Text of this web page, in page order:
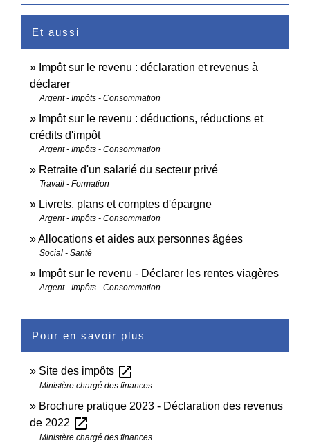
Et aussi
Impôt sur le revenu : déclaration et revenus à
déclarer
Argent - Impôts - Consommation
Impôt sur le revenu : déductions, réductions et
crédits d'impôt
Argent - Impôts - Consommation
Retraite d'un salarié du secteur privé
Travail - Formation
Livrets, plans et comptes d'épargne
Argent - Impôts - Consommation
Allocations et aides aux personnes âgées
Social - Santé
Impôt sur le revenu - Déclarer les rentes viagères
Argent - Impôts - Consommation
Pour en savoir plus
Site des impôts open_in_new
Ministère chargé des finances
Brochure pratique 2023 - Déclaration des revenus
de 2022 open_in_new
Ministère chargé des finances